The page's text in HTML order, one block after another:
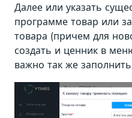
Далее или указать
программе товар или
товара (причем для
создать и ценник в
важно так же